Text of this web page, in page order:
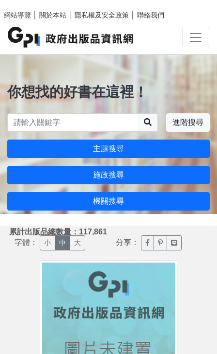
網站導覽
關於本站 隱私權及安全政策 聯絡我們
你想找的好書在這裡！
進階搜尋
主題搜尋
施政搜尋
機關搜尋
累計出版品總數量：117,861
字體： 小 中 大 分享： 臉書分享(另開新視窗)
噗浪分享(另開新
Line分享(另